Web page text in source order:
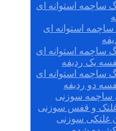
ساچمه استوانه ای
ساچمه استوانه ای
ساچمه استوانه ای
یک ردیفه
ساچمه استوانه ای
دو ردیفه
ساچمه سوزنی
غلتک و قفس سوزنی
غلتکی سوزنی